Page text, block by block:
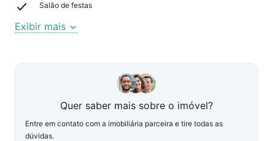
Salão de festas
Exibir mais
Quer saber mais sobre o imóvel?
Entre em contato com a imobiliária parceira e tire todas as
dúvidas.